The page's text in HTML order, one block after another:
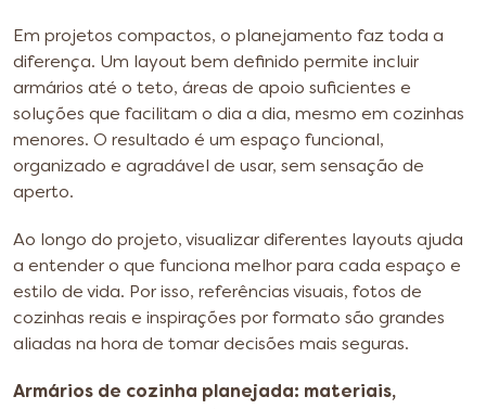
Em projetos compactos, o planejamento faz toda a
diferença. Um layout bem definido permite incluir
armários até o teto, áreas de apoio suficientes e
soluções que facilitam o dia a dia, mesmo em cozinhas
menores. O resultado é um espaço funcional,
organizado e agradável de usar, sem sensação de
aperto.
Ao longo do projeto, visualizar diferentes layouts ajuda
a entender o que funciona melhor para cada espaço e
estilo de vida. Por isso, referências visuais, fotos de
cozinhas reais e inspirações por formato são grandes
aliadas na hora de tomar decisões mais seguras.
Armários de cozinha planejada: materiais,